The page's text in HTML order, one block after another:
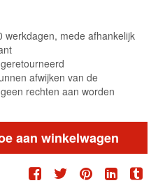
werkdagen, mede afhankelijk
afwijken van de
rechten aan worden
aan winkelwagen